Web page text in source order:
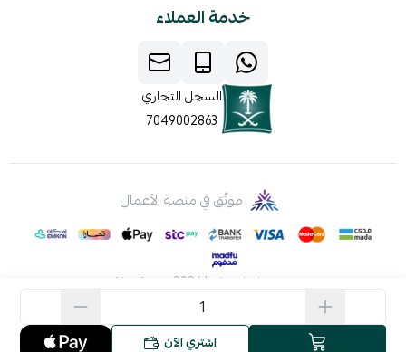
اشتري الآن
خدمة العملاء
السجل التجاري
7049002863
موثّق في منصة الأعمال
صنع بإتقان على | 2026 منصة سلة